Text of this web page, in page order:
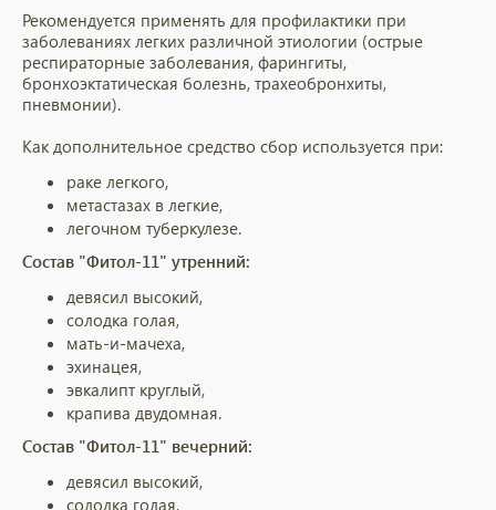
Рекомендуется применять для профилактики при
заболеваниях легких различной этиологии (острые
респираторные заболевания, фарингиты,
бронхоэктатическая болезнь, трахеобронхиты,
пневмонии).
Как дополнительное средство сбор используется при:
раке легкого,
метастазах в легкие,
легочном туберкулезе.
Состав "Фитол-11" утренний:
девясил высокий,
солодка голая,
мать-и-мачеха,
эхинацея,
эвкалипт круглый,
крапива двудомная.
Состав "Фитол-11" вечерний:
девясил высокий,
солодка голая,